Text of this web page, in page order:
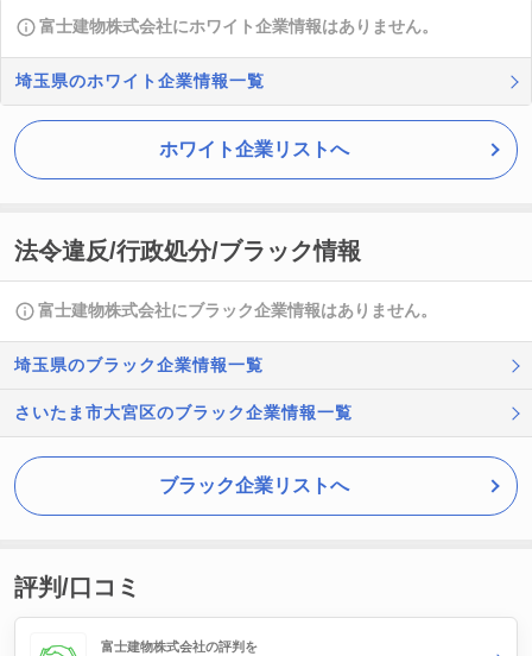
富士建物株式会社にホワイト企業情報はありません。
埼玉県のホワイト企業情報一覧
ホワイト企業リストへ
法令違反/行政処分/ブラック情報
富士建物株式会社にブラック企業情報はありません。
埼玉県のブラック企業情報一覧
さいたま市大宮区のブラック企業情報一覧
ブラック企業リストへ
評判/口コミ
富士建物株式会社の評判を